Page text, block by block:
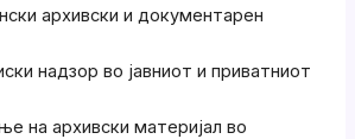
архивски и документарен
надзор во јавниот и приватниот
на архивски материјал во